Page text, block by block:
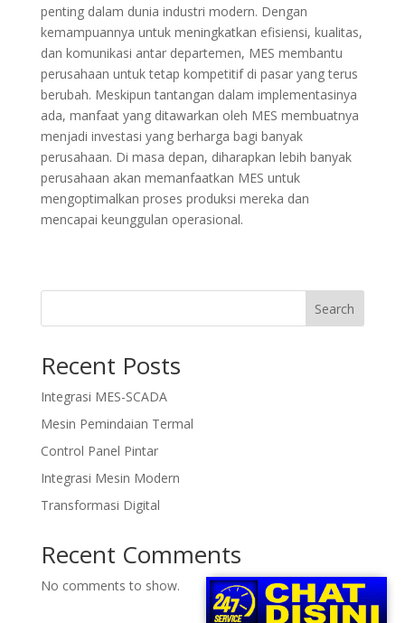
penting dalam dunia industri modern. Dengan
kemampuannya untuk meningkatkan efisiensi, kualitas,
dan komunikasi antar departemen, MES membantu
perusahaan untuk tetap kompetitif di pasar yang terus
berubah. Meskipun tantangan dalam implementasinya
ada, manfaat yang ditawarkan oleh MES membuatnya
menjadi investasi yang berharga bagi banyak
perusahaan. Di masa depan, diharapkan lebih banyak
perusahaan akan memanfaatkan MES untuk
mengoptimalkan proses produksi mereka dan
mencapai keunggulan operasional.
Search
Recent Posts
Integrasi MES-SCADA
Mesin Pemindaian Termal
Control Panel Pintar
Integrasi Mesin Modern
Transformasi Digital
Recent Comments
No comments to show.